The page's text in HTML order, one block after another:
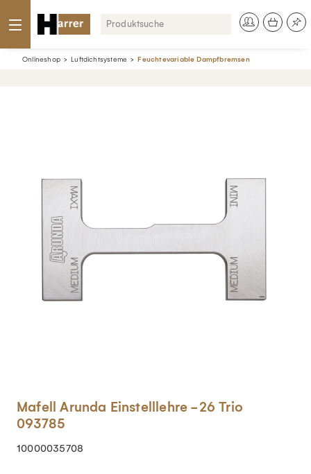
Onlineshop Luftdichtsysteme Feuchtevariable Dampfbremsen
Mafell Arunda Einstelllehre -26 Trio
093785
10000035708